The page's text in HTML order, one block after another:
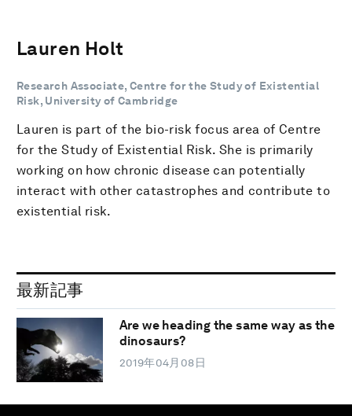
Lauren Holt
Research Associate, Centre for the Study of Existential
Risk, University of Cambridge
Lauren is part of the bio-risk focus area of Centre
for the Study of Existential Risk. She is primarily
working on how chronic disease can potentially
interact with other catastrophes and contribute to
existential risk.
最新記事
Are we heading the same way as the
dinosaurs?
2019年04月08日